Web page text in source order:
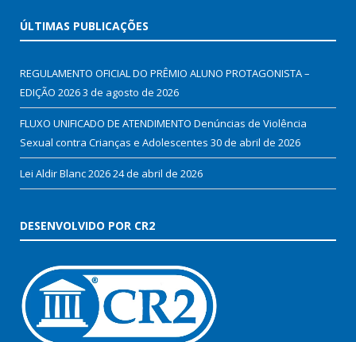
ÚLTIMAS PUBLICAÇÕES
REGULAMENTO OFICIAL DO PRÊMIO ALUNO PROTAGONISTA –
EDIÇÃO 20263 de agosto de 2026
FLUXO UNIFICADO DE ATENDIMENTO Denúncias de Violência
Sexual contra Crianças e Adolescentes 30 de abril de 2026
Lei Aldir Blanc 202624 de abril de 2026
DESENVOLVIDO POR CR2